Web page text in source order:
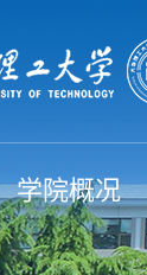
学院概况